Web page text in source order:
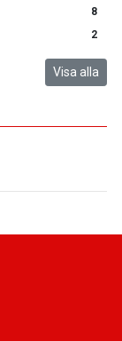
8
2
Visa alla